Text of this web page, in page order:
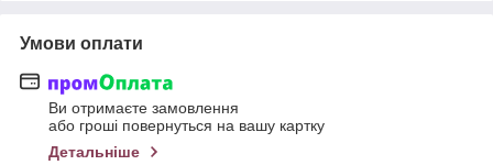
Умови оплати
Ви отримаєте замовлення
або гроші повернуться на вашу картку
Детальніше